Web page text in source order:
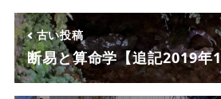
古い投稿
断易と算命学【追記2019年